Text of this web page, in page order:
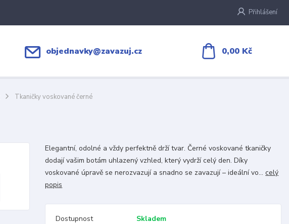
Přihlášení
objednavky@zavazuj.cz 0,00 Kč
Tkaničky voskované černé
Elegantní, odolné a vždy perfektně drží tvar. Černé voskované tkaničky
dodají vašim botám uhlazený vzhled, který vydrží celý den. Díky
voskované úpravě se nerozvazují a snadno se zavazují – ideální vo...celý
popis
Dostupnost
Skladem